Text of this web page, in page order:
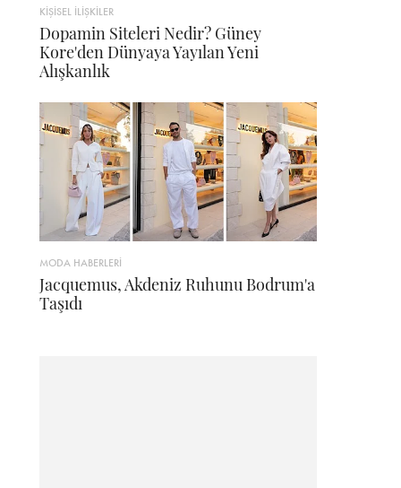
KİŞİSEL İLİŞKİLER
Dopamin Siteleri Nedir? Güney
Kore'den Dünyaya Yayılan Yeni
Alışkanlık
MODA HABERLERİ
Jacquemus, Akdeniz Ruhunu Bodrum'a
Taşıdı